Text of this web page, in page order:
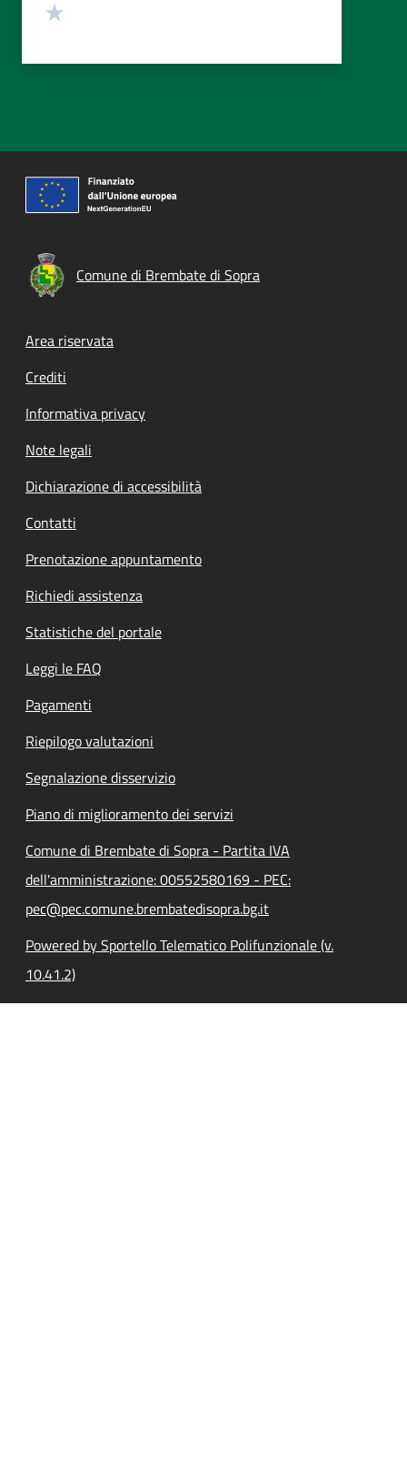
Comune di Brembate di Sopra
Footer menu
Area riservata
Crediti
Informativa privacy
Note legali
Dichiarazione di accessibilità
Contatti
Prenotazione appuntamento
Richiedi assistenza
Statistiche del portale
Leggi le FAQ
Pagamenti
Riepilogo valutazioni
Segnalazione disservizio
Piano di miglioramento dei servizi
Comune di Brembate di Sopra - Partita IVA
dell'amministrazione: 00552580169 - PEC:
pec@pec.comune.brembatedisopra.bg.it
Powered by Sportello Telematico Polifunzionale (v.
10.41.2)